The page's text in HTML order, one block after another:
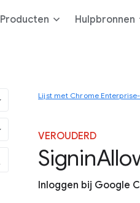
Producten Hulpbronnen
Lijst met Chrome
VEROUDERD
Signin
Inloggen bij Google